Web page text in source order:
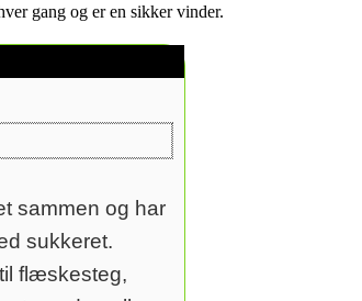
gang og er en sikker vinder.
sammen og har
sukkeret.
flæskesteg,